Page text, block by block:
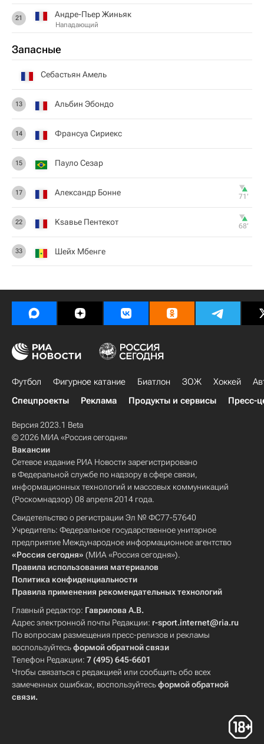
21 Андре-Пьер Жиньяк
Нападающий
Запасные
Себастьян Амель
13 Альбин Эбондо
14 Франсуа Сириекс
15 Пауло Сезар
17 Александр Бонне 71‎’‎
22 Ksавье Пентекот 68‎’‎
33 Шейх Мбенге
Футбол Фигурное катание Биатлон ЗОЖ Хоккей
Спецпроекты
Реклама Продукты и сервисы Пресс-
Версия 2023.1 Beta
© 2026 МИА «Россия сегодня»
Вакансии
Сетевое издание РИА Новости зарегистрировано
в Федеральной службе по надзору в сфере связи,
информационных технологий и массовых коммуникаций
(Роскомнадзор) 08 апреля 2014 года.
Свидетельство о регистрации Эл № ФС77-57640
Учредитель: Федеральное государственное унитарное
предприятие Международное информационное агентство
«Россия сегодня» (МИА «Россия сегодня»).
Правила использования материалов
Политика конфиденциальности
Правила применения рекомендательных технологий
Главный редактор: Гаврилова А.В.
Адрес электронной почты Редакции: r-sport.internet@ria.ru
По вопросам размещения пресс-релизов и рекламы
воспользуйтесьформой обратной связи
Телефон Редакции: 7 (495) 645-6601
Чтобы связаться с редакцией или сообщить обо всех
замеченных ошибках, воспользуйтесьформой обратной
связи.